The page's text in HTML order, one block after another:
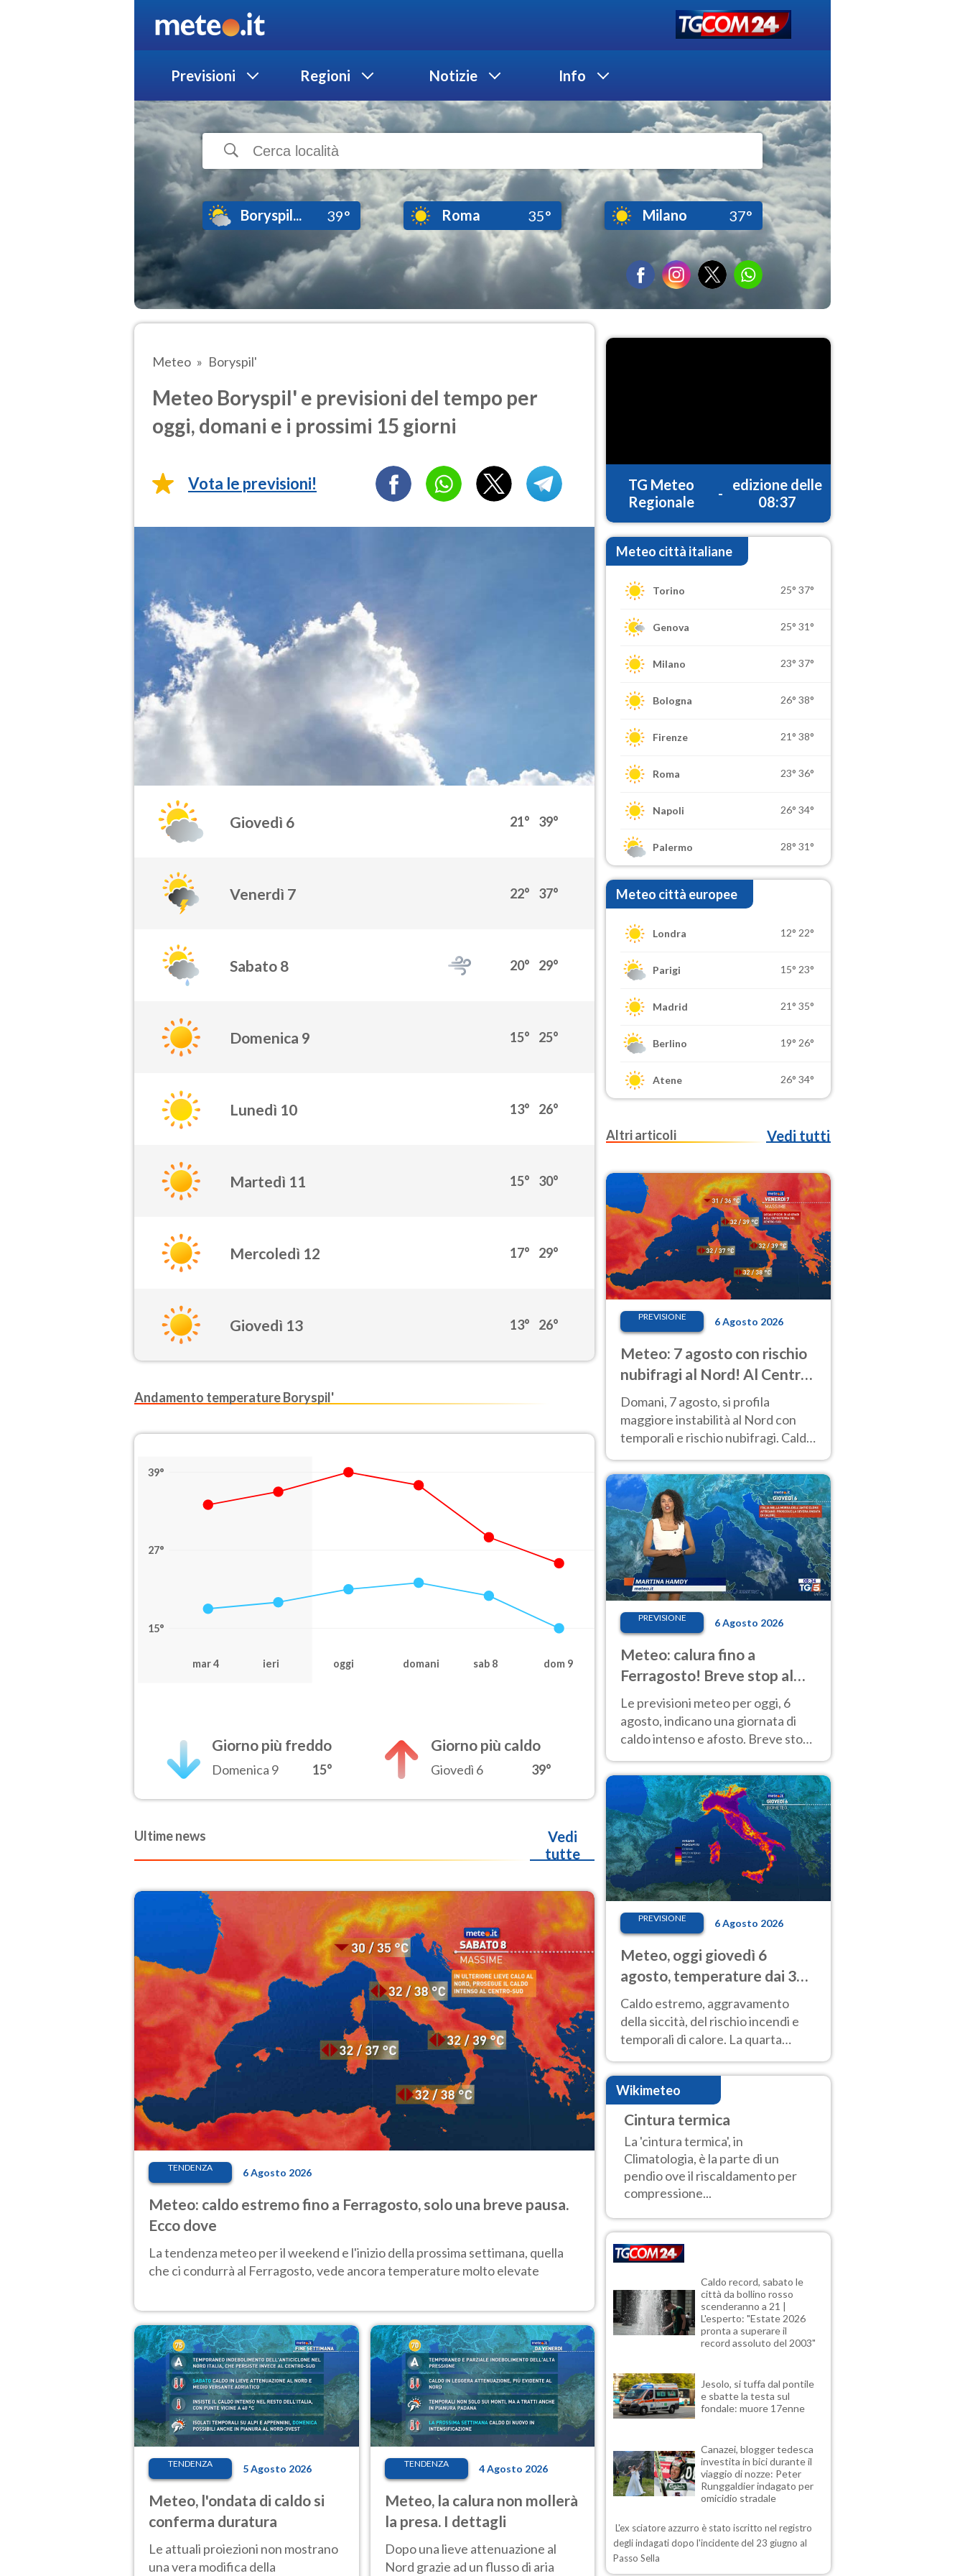
Previsioni Regioni Notizie Info
Boryspil... 39° Roma 35° Milano 37°
Meteo Boryspil'
Meteo Boryspil' e previsioni del tempo per
oggi, domani e i prossimi 15 giorni
Vota le previsioni!
Giovedì 6 21° 39°
Venerdì 7 22° 37°
Sabato 8 20° 29°
Domenica 9 15° 25°
Lunedì 10 13° 26°
Martedì 11 15° 30°
Mercoledì 12 17° 29°
Giovedì 13 13° 26°
Andamento temperature Boryspil'
39°
27°
15°
mar 4 ieri oggi domani sab 8 dom 9
Giorno più freddo
Domenica 9 15°
Giorno più caldo
Giovedì 6 39°
Ultime news
Vedi
tutte
TENDENZA 6 Agosto 2026
Meteo: caldo estremo fino a Ferragosto, solo una breve pausa.
Ecco dove
La tendenza meteo per il weekend e l'inizio della prossima settimana, quella
che ci condurrà al Ferragosto, vede ancora temperature molto elevate
TENDENZA 5 Agosto 2026
Meteo, l'ondata di caldo si
conferma duratura
Le attuali proiezioni non mostrano
una vera modifica della
TENDENZA 4 Agosto 2026
Meteo, la calura non mollerà
la presa. I dettagli
Dopo una lieve attenuazione al
Nord grazie ad un flusso di aria
TG Meteo
Regionale
-
edizione delle
08:37
Meteo città italiane
Torino 25° 37°
Genova 25° 31°
Milano 23° 37°
Bologna 26° 38°
Firenze 21° 38°
Roma 23° 36°
Napoli 26° 34°
Palermo 28° 31°
Meteo città europee
Londra 12° 22°
Parigi 15° 23°
Madrid 21° 35°
Berlino 19° 26°
Atene 26° 34°
Altri articoli Vedi tutti
PREVISIONE 6 Agosto 2026
Meteo: 7 agosto con rischio
nubifragi al Nord! Al Centro-
Sud caldo estremo
Domani, 7 agosto, si profila
maggiore instabilità al Nord con
temporali e rischio nubifragi. Caldo
previsioni.
PREVISIONE 6 Agosto 2026
Meteo: calura fino a
Ferragosto! Breve stop al
Nord tra 7 e 9 agosto
Le previsioni meteo per oggi, 6
agosto, indicano una giornata di
caldo intenso e afosto. Breve stop
Nord.
PREVISIONE 6 Agosto 2026
Meteo, oggi giovedì 6
agosto, temperature dai 33
ai 40 gradi
Caldo estremo, aggravamento
della siccità, del rischio incendi e
temporali di calore. La quarta
intensa ondata di calore non dà
tregua e durerà fino Ferragosto
Wikimeteo
Cintura termica
La 'cintura termica', in
Climatologia, è la parte di un
pendio ove il riscaldamento per
compressione...
Caldo record, sabato le
città da bollino rosso
scenderanno a 21 |
L'esperto: "Estate 2026
pronta a superare il
record assoluto del 2003"
Jesolo, si tuffa dal pontile
e sbatte la testa sul
fondale: muore 17enne
Canazei, blogger tedesca
investita in bici durante il
viaggio di nozze: Peter
Runggaldier indagato per
omicidio stradale
L'ex sciatore azzurro è stato iscritto nel registro
degli indagati dopo l'incidente del 23 giugno al
Passo Sella